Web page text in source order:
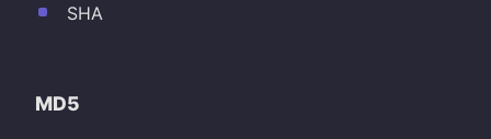
SHA
MD5